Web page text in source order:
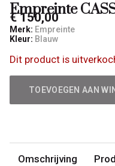
Empreinte
€ 150,00
Merk: Empreinte
Kleur: Blauw
Dit product is
TOEVOEGEN AAN
Omschrijving